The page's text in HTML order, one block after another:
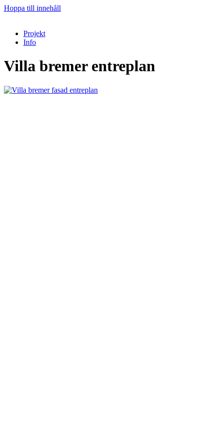
Hoppa till innehåll
Projekt
Info
Villa bremer entreplan